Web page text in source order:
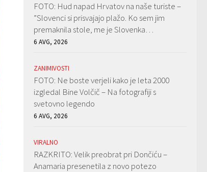
FOTO: Hud napad Hrvatov na naše turiste –
”Slovenci si prisvajajo plažo. Ko sem jim
premaknila stole, me je Slovenka…
6 AVG, 2026
ZANIMIVOSTI
FOTO: Ne boste verjeli kako je leta 2000
izgledal Bine Volčič – Na fotografiji s
svetovno legendo
6 AVG, 2026
VIRALNO
RAZKRITO: Velik preobrat pri Dončiću –
Anamaria presenetila z novo potezo